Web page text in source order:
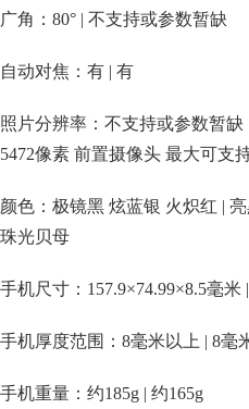
广角：80° | 不支持或参数暂缺
自动对焦：有 | 有
照片分辨率：不支持或参数暂缺
5472像素 前置摄像头 最大可支
颜色：极镜黑 炫蓝银 火炽红 |
珠光贝母
手机尺寸：157.9×74.99×8.5毫米
手机厚度范围：8毫米以上 | 8毫
手机重量：约185g | 约165g